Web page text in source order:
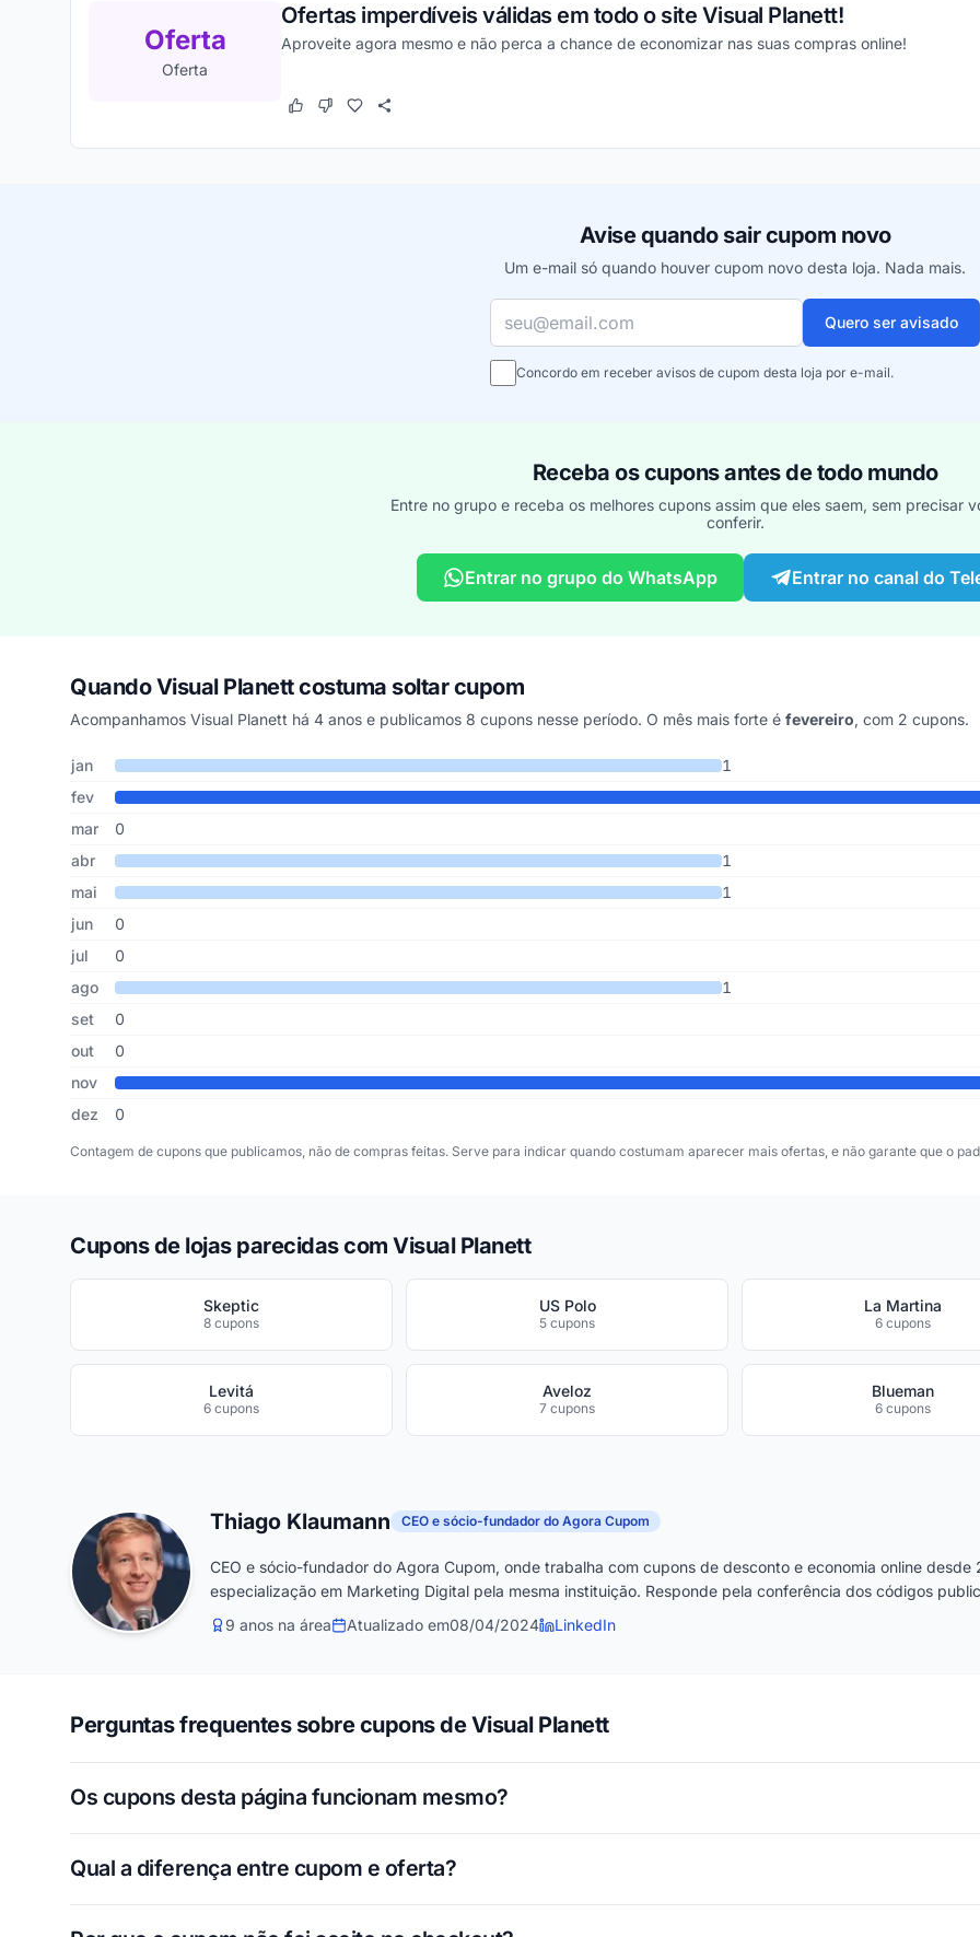
Oferta
Oferta
Ofertas imperdíveis válidas em todo o site Visual Planett!
Aproveite agora mesmo e não perca a chance de economizar nas suas compras online!
Este cupom funcionou
Este cupom não funcionou
Avise quando sair cupom novo
Um e-mail só quando houver cupom novo desta loja. Nada mais.
Seu e-mail
Quero ser avisado
Concordo em receber avisos de cupom desta loja por e-mail.
Receba os cupons antes de todo mundo
Entre no grupo e receba os melhores cupons assim que eles saem, sem precisar
conferir.
Entrar no grupo do WhatsApp Entrar no canal do
Quando Visual Planett costuma soltar cupom
Acompanhamos Visual Planett há 4 anos e publicamos 8 cupons nesse período. O mês mais forte é fevereiro, com 2 cupons.
Cupons de Visual Planett publicados por mês, somando os últimos 4 anos
Mês Cupons publicadosDesconto médio
jan
1
fev
mar
0
abr
1
mai
1
jun
0
jul
0
ago
1
set
0
out
0
nov
dez
0
Contagem de cupons que publicamos, não de compras feitas. Serve para indicar quando costumam aparecer mais ofertas, e não garante que o
Cupons de lojas parecidas com Visual Planett
Skeptic
8 cupons
US Polo
5 cupons
La Martina
6 cupons
Levitá
6 cupons
Aveloz
7 cupons
Blueman
6 cupons
Thiago Klaumann CEO e sócio-fundador do Agora Cupom
CEO e sócio-fundador do Agora Cupom, onde trabalha com cupons de desconto e economia online desde
especialização em Marketing Digital pela mesma instituição. Responde pela conferência dos códigos
9 anos na área
Atualizado em08/04/2024 LinkedIn
Perguntas frequentes sobre cupons de Visual Planett
Os cupons desta página funcionam mesmo?
Qual a diferença entre cupom e oferta?